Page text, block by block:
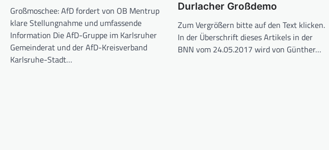
Großmoschee: AfD fordert von OB Mentrup
klare Stellungnahme und umfassende
Information Die AfD-Gruppe im Karlsruher
Gemeinderat und der AfD-Kreisverband
Karlsruhe-Stadt…
Durlacher Großdemo
Zum Vergrößern bitte auf den Text klicken.
In der Überschrift dieses Artikels in der
BNN vom 24.05.2017 wird von Günther…